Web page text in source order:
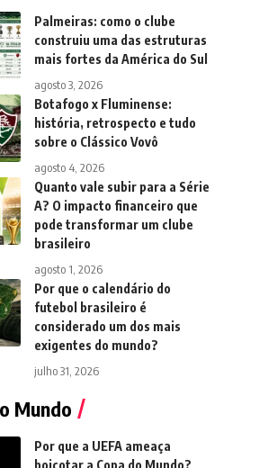
Palmeiras: como o clube
construiu uma das estruturas
mais fortes da América do Sul
agosto 3, 2026
Botafogo x Fluminense:
história, retrospecto e tudo
sobre o Clássico Vovô
agosto 4, 2026
Quanto vale subir para a Série
A? O impacto financeiro que
pode transformar um clube
brasileiro
agosto 1, 2026
Por que o calendário do
futebol brasileiro é
considerado um dos mais
exigentes do mundo?
julho 31, 2026
Mundo
Por que a UEFA ameaça
boicotar a Copa do Mundo?